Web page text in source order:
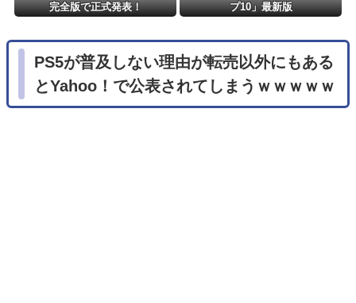
完全版で正式発表！
プ10」最新版
PS5が普及しない理由が転売以外にもある
とYahoo！で公表されてしまうｗｗｗｗｗ